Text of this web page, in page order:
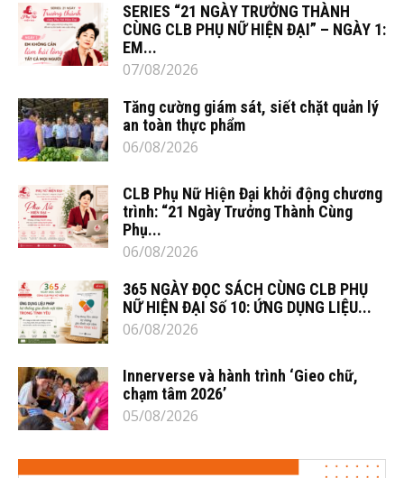
SERIES “21 NGÀY TRƯỞNG THÀNH
CÙNG CLB PHỤ NỮ HIỆN ĐẠI” – NGÀY 1:
EM...
07/08/2026
Tăng cường giám sát, siết chặt quản lý
an toàn thực phẩm
06/08/2026
CLB Phụ Nữ Hiện Đại khởi động chương
trình: “21 Ngày Trưởng Thành Cùng
Phụ...
06/08/2026
365 NGÀY ĐỌC SÁCH CÙNG CLB PHỤ
NỮ HIỆN ĐẠI Số 10: ỨNG DỤNG LIỆU...
06/08/2026
Innerverse và hành trình ‘Gieo chữ,
chạm tâm 2026’
05/08/2026